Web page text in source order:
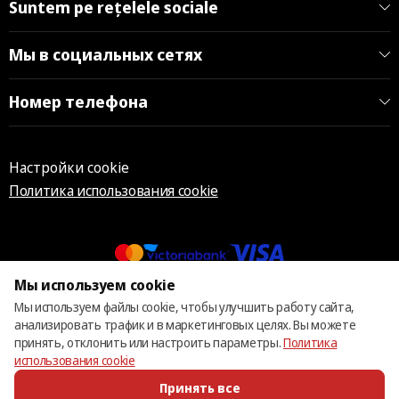
Suntem pe rețelele sociale
Мы в социальных сетях
Номер телефона
Настройки cookie
Политика использования cookie
© 2013 – 2026 ECOM
Мы используем cookie
Мы используем файлы cookie, чтобы улучшить работу сайта,
анализировать трафик и в маркетинговых целях. Вы можете
принять, отклонить или настроить параметры.Политика
использования cookie
Принять все